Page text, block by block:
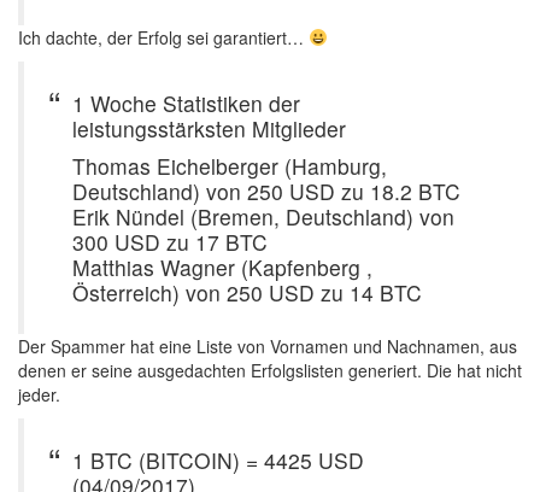
Ich dachte, der Erfolg sei garantiert…
1 Woche Statistiken der
leistungsstärksten Mitglieder
Thomas Eichelberger (Hamburg,
Deutschland) von 250 USD zu 18.2 BTC
Erik Nündel (Bremen, Deutschland) von
300 USD zu 17 BTC
Matthias Wagner (Kapfenberg ,
Österreich) von 250 USD zu 14 BTC
Der Spammer hat eine Liste von Vornamen und Nachnamen, aus
denen er seine ausgedachten Erfolgslisten generiert. Die hat nicht
jeder.
1 BTC (BITCOIN) = 4425 USD
(04/09/2017)